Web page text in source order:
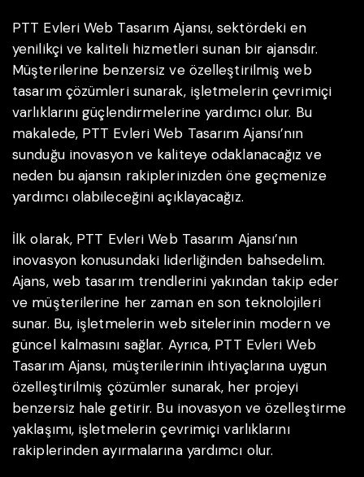
PTT Evleri Web Tasarım Ajansı, sektördeki en
yenilikçi ve kaliteli hizmetleri sunan bir ajansdır.
Müşterilerine benzersiz ve özelleştirilmiş web
tasarım çözümleri sunarak, işletmelerin çevrimiçi
varlıklarını güçlendirmelerine yardımcı olur. Bu
makalede, PTT Evleri Web Tasarım Ajansı’nın
sunduğu inovasyon ve kaliteye odaklanacağız ve
neden bu ajansın rakiplerinizden öne geçmenize
yardımcı olabileceğini açıklayacağız.
İlk olarak, PTT Evleri Web Tasarım Ajansı’nın
inovasyon konusundaki liderliğinden bahsedelim.
Ajans, web tasarım trendlerini yakından takip eder
ve müşterilerine her zaman en son teknolojileri
sunar. Bu, işletmelerin web sitelerinin modern ve
güncel kalmasını sağlar. Ayrıca, PTT Evleri Web
Tasarım Ajansı, müşterilerinin ihtiyaçlarına uygun
özelleştirilmiş çözümler sunarak, her projeyi
benzersiz hale getirir. Bu inovasyon ve özelleştirme
yaklaşımı, işletmelerin çevrimiçi varlıklarını
rakiplerinden ayırmalarına yardımcı olur.